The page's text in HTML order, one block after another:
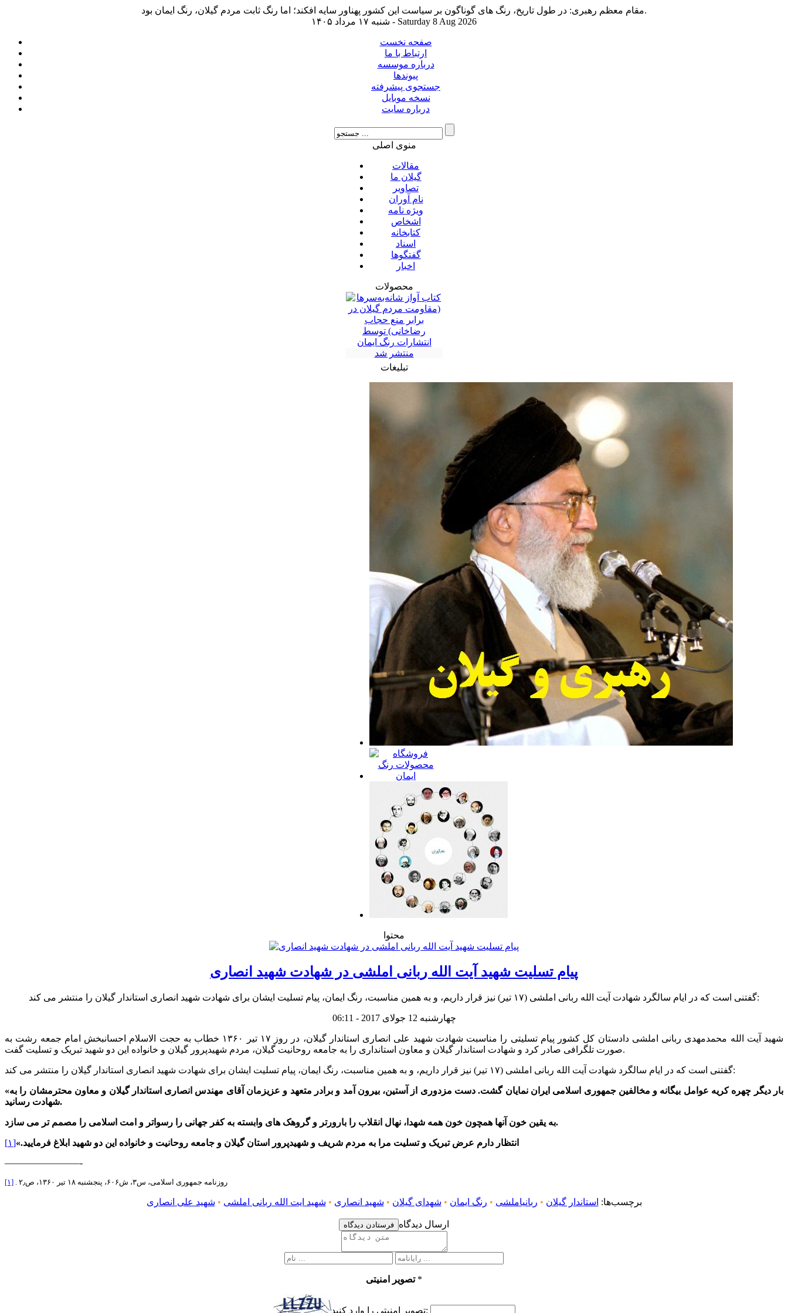
مقام معظم رهبری: در طول تاریخ، رنگ های گوناگون بر سیاست این کشور پهناور سایه افکند؛ اما رنگ ثابت مردم گیلان، رنگ ایمان بود.
شنبه ۱۷ مرداد ۱۴۰۵ - Saturday 8 Aug 2026
صفحه نخست
ارتباط با ما
درباره موسسه
پیوندها
جستجوی پیشرفته
نسخه موبایل
درباره سایت
منوی اصلی
مقالات
گیلان ما
تصاویر
نام آوران
ویژه نامه
اشخاص
کتابخانه
اسناد
گفتگوها
اخبار
محصولات
تبلیغات
محتوا
پیام تسلیت شهید آیت الله ربانی املشی در شهادت شهید انصاری
گفتنی است که در ایام سالگرد شهادت آیت الله ربانی املشی (۱۷ تیر) نیز قرار داریم، و به همین مناسبت، رنگ ایمان، پیام تسلیت ایشان برای شهادت شهید انصاری استاندار گیلان را منتشر می کند:
چهارشنبه 12 جولای 2017 - 06:11
شهید آیت الله محمدمهدی ربانی املشی دادستان کل کشور پیام تسلیتی را مناسبت شهادت شهید علی انصاری استاندار گیلان، در روز ۱۷ تیر ۱۳۶۰ خطاب به حجت الاسلام احسانبخش امام جمعه رشت به
صورت تلگرافی صادر کرد و شهادت استاندار گیلان و معاون استانداری را به جامعه روحانیت گیلان، مردم شهیدپرور گیلان و خانواده این دو شهید تبریک و تسلیت گفت.
گفتنی است که در ایام سالگرد شهادت آیت الله ربانی املشی (۱۷ تیر) نیز قرار داریم، و به همین مناسبت، رنگ ایمان، پیام تسلیت ایشان برای شهادت شهید انصاری استاندار گیلان را منتشر می کند:
«بار دیگر چهره کریه عوامل بیگانه و مخالفین جمهوری اسلامی ایران نمایان گشت. دست مزدوری از آستین، بیرون آمد و برادر متعهد و عزیزمان آقای مهندس انصاری استاندار گیلان و معاون محترمشان را به
شهادت رسانید.
به یقین خون آنها همچون خون همه شهدا، نهال انقلاب را بارورتر و گروهک های وابسته به کفر جهانی را رسواتر و امت اسلامی را مصمم تر می سازد.
انتظار دارم عرض تبریک و تسلیت مرا به مردم شریف و شهیدپرور استان گیلان و جامعه روحانیت و خانواده این دو شهید ابلاغ فرمایید.»[۱]
————————-
[۱] . روزنامه جمهوری اسلامی، س۳، ش۶۰۶، پنجشنبه ۱۸ تیر ۱۳۶۰، ص۲٫
برچسب‌ها: استاندار گیلان • ربانیاملشی • رنگ ایمان • شهدای گیلان • شهید انصاری • شهید ایت الله ربانی املشی • شهید علی انصاری
فرستادن دیدگاه ارسال دیدگاه
تصویر امنیتی *
تصویر امنیتی را وارد کنید: